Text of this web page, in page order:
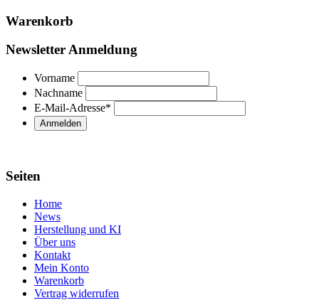
Warenkorb
Newsletter Anmeldung
Vorname
Nachname
E-Mail-Adresse*
Seiten
Home
News
Herstellung und KI
Über uns
Kontakt
Mein Konto
Warenkorb
Vertrag widerrufen